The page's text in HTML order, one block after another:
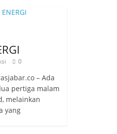
0
– Ada
pertiga malam
melainkan
yang